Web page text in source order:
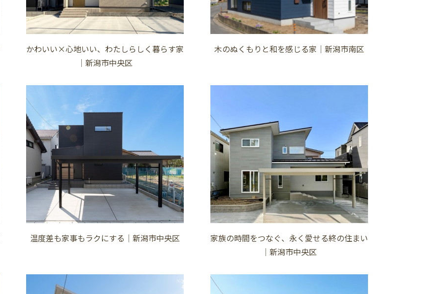
かわいい×心地いい、わたしらしく暮らす家
│新潟市中央区
木のぬくもりと和を感じる家│新潟市南区
温度差も家事もラクにする│新潟市中央区
家族の時間をつなぐ、永く愛せる終の住まい
│新潟市中央区